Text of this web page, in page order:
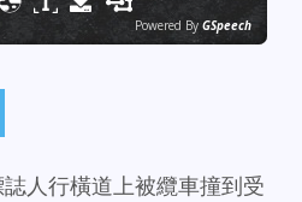
Powered By GSpeech
人行橫道上被纜車撞到受